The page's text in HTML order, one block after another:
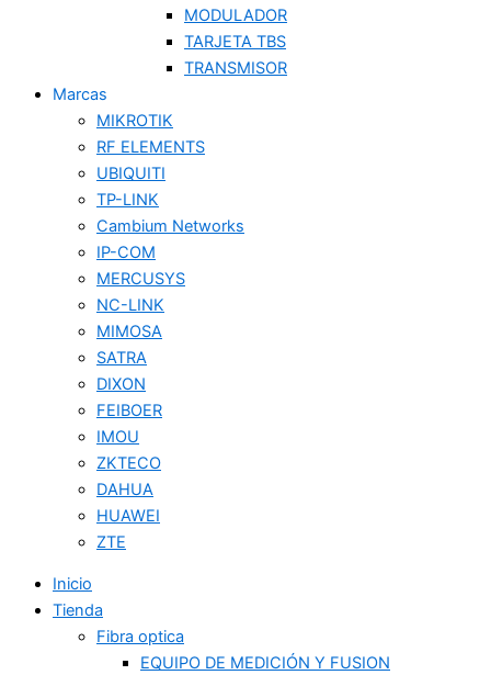
MODULADOR
TARJETA TBS
TRANSMISOR
Marcas
MIKROTIK
RF ELEMENTS
UBIQUITI
TP-LINK
Cambium Networks
IP-COM
MERCUSYS
NC-LINK
MIMOSA
SATRA
DIXON
FEIBOER
IMOU
ZKTECO
DAHUA
HUAWEI
ZTE
Inicio
Tienda
Fibra optica
EQUIPO DE MEDICIÓN Y FUSION